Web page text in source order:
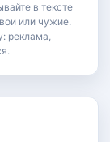
в тексте
или чужие.
реклама,